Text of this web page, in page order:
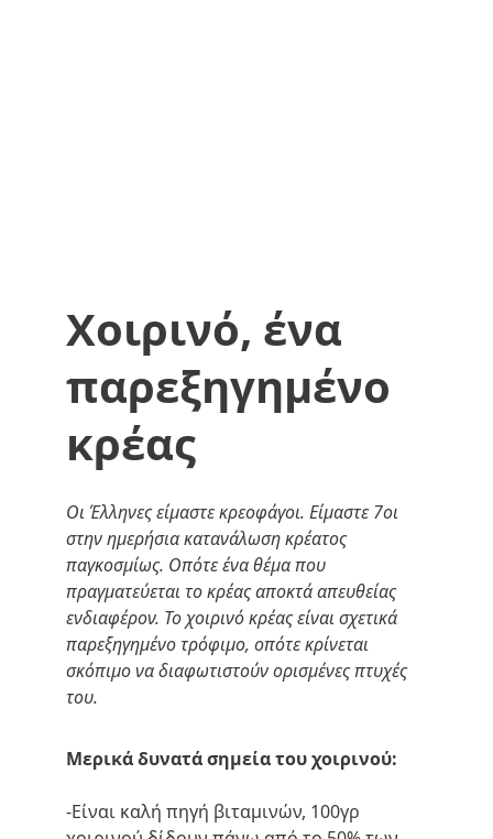
Χοιρινό, ένα
παρεξηγημένο
κρέας
Οι Έλληνες είμαστε κρεοφάγοι. Είμαστε 7οι
στην ημερήσια κατανάλωση κρέατος
παγκοσμίως. Οπότε ένα θέμα που
πραγματεύεται το κρέας αποκτά απευθείας
ενδιαφέρον. Το χοιρινό κρέας είναι σχετικά
παρεξηγημένο τρόφιμο, οπότε κρίνεται
σκόπιμο να διαφωτιστούν ορισμένες πτυχές
του.
Μερικά δυνατά σημεία του χοιρινού:
-Είναι καλή πηγή βιταμινών, 100γρ